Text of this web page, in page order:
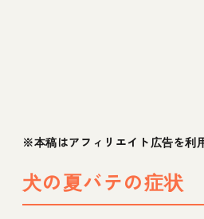
※本稿はアフィリエイト広告を利
犬の夏バテの症状